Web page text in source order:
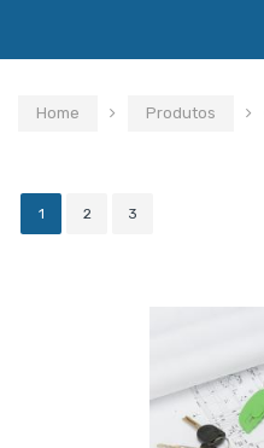
Home
Produtos
1 2 3